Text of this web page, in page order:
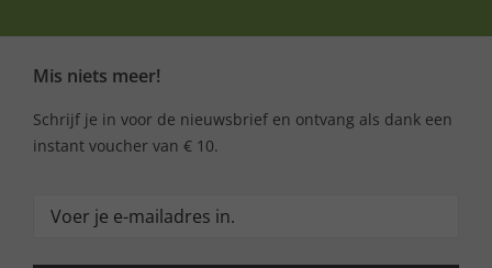
Mis niets meer!
Schrijf je in voor de nieuwsbrief en ontvang als dank een
instant voucher van € 10.